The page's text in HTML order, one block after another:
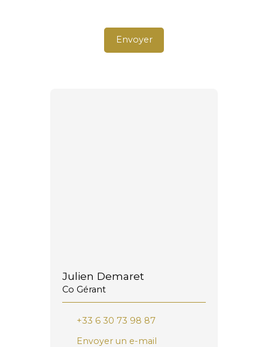
Envoyer
Julien Demaret
Co Gérant
+33 6 30 73 98 87
Envoyer un e-mail